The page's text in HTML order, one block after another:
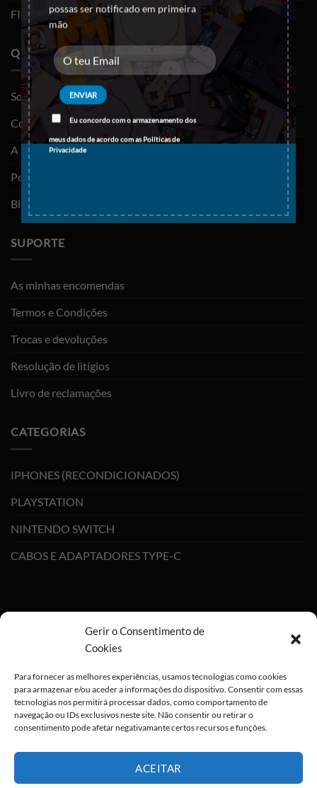
possas ser notificado em primeira
mão
Eu concordo com o armazenamento dos
meus dados de acordo com asPolíticas de
Privacidade
Gerir o Consentimento de
Cookies
Para fornecer as melhores experiências, usamos tecnologias como cookies
para armazenar e/ou aceder a informações do dispositivo. Consentir com essas
tecnologias nos permitirá processar dados, como comportamento de
navegação ou IDs exclusivos neste site. Não consentir ou retirar o
consentimento pode afetar negativamante certos recursos e funções.
ACEITAR
FIGURAS FUNKO POP
QUEM SOMOS
Sobre nós
Contactos
A minha conta
Política de privacidade
Blog
SUPORTE
As minhas encomendas
Termos e Condições
Trocas e devoluções
Resolução de litígios
Livro de reclamações
CATEGORIAS
IPHONES (RECONDICIONADOS)
PLAYSTATION
NINTENDO SWITCH
CABOS E ADAPTADORES TYPE-C